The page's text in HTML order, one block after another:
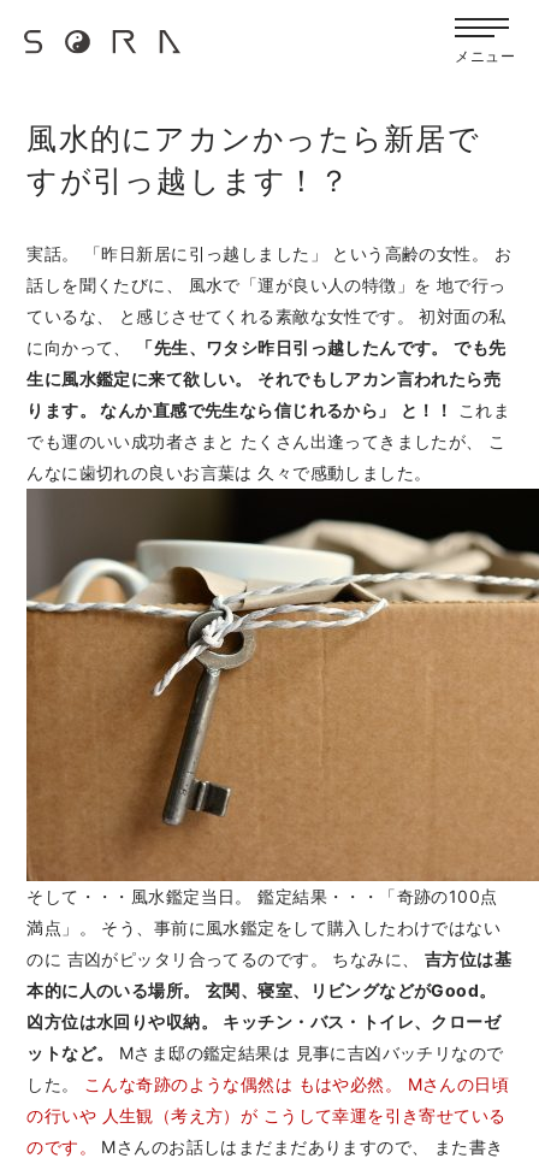
メニュー
宙SORAのブログ
風水的にアカンかったら新居で
すが引っ越します！？
実話。 「昨日新居に引っ越しました」 という高齢の女性。 お
話しを聞くたびに、 風水で「運が良い人の特徴」を 地で行っ
ているな、 と感じさせてくれる素敵な女性です。 初対面の私
に向かって、
「先生、ワタシ昨日引っ越したんです。
でも先
生に風水鑑定に来て欲しい。
それでもしアカン言われたら売
ります。 なんか直感で先生なら信じれるから」
と！！
これま
でも運のいい成功者さまと たくさん出逢ってきましたが、 こ
んなに歯切れの良いお言葉は 久々で感動しました。
そして・・・風水鑑定当日。 鑑定結果・・・「奇跡の100点
満点」。 そう、事前に風水鑑定をして購入したわけではない
のに 吉凶がピッタリ合ってるのです。 ちなみに、 吉方位は基
本的に人のいる場所。
玄関、寝室、リビングなどがGood。
凶方位は水回りや収納。
キッチン・バス・トイレ、クローゼ
ットなど。
Mさま邸の鑑定結果は 見事に吉凶バッチリなので
した。
こんな奇跡のような偶然は もはや必然。
Mさんの日頃
の行いや 人生観（考え方）が こうして幸運を引き寄せている
のです。
Mさんのお話しはまだまだありますので、 また書き